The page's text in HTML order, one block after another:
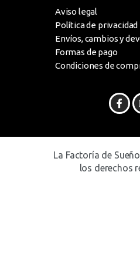
Aviso legal
Política de privacidad
Envíos, cambios y
Formas de pago
Condiciones de
La Factoría de
los derechos